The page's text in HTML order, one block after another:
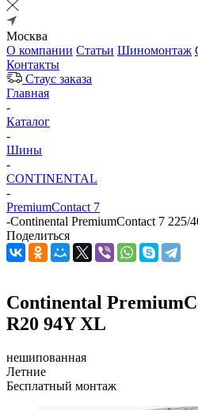
Москва
О компании Статьи Шиномонтаж
Контакты
Стаус заказа
Главная
-
Каталог
-
Шины
-
CONTINENTAL
-
PremiumContact 7
-Continental PremiumContact 7 225/
Поделиться
Continental
R20 94Y XL
нешипованная
Летние
Бесплатный монтаж